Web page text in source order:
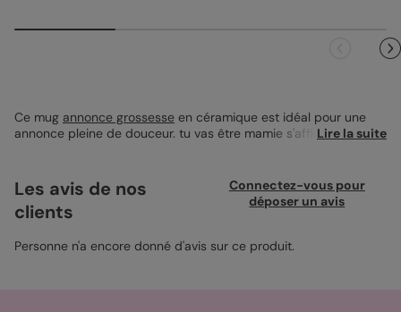
Ce mug annonce grossesse en céramique est idéal pour une
annonce pleine de douceur. tu vas être mamie s'affiche
partagé. Personnalisable, ce mug peut devenir le témoin de cet
instant inoubliable. Un petit geste qui compte. Faites-le à votre
manière.
Lire la suite
Les avis de nos
clients
Connectez-vous pour
déposer un avis
Personne n'a encore donné d'avis sur ce produit.